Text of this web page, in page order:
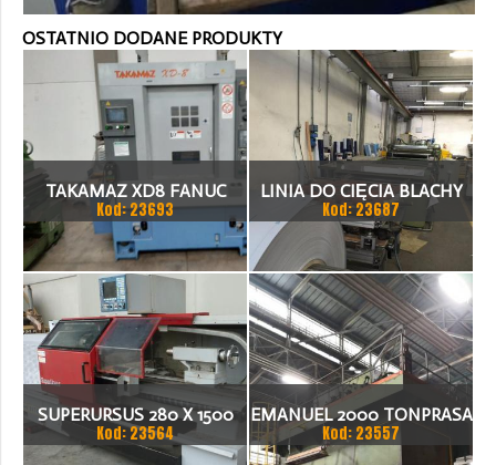
OSTATNIO DODANE PRODUKTY
TAKAMAZ XD8 FANUC
21ITA TOKARKA CNC
Kod: 23693
LINIA DO CIĘCIA BLACHY
1.500 X 1,5 (2,5) MM
Kod: 23687
SUPERURSUS 280 X 1500
TOKARKA
Kod: 23564
EMANUEL 2000 TONPRASA
HYDRAULICZNA 3200 X
Kod: 23557